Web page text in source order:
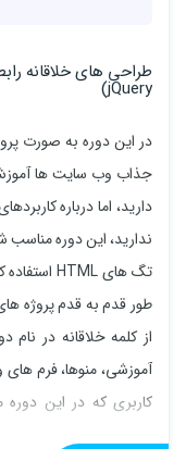
jQuery)
ندارید، این دوره
طور قدم به قدم پروژه
از کلمه خلاقانه در
آموزشی، منوها، فرم
کاربری که در این